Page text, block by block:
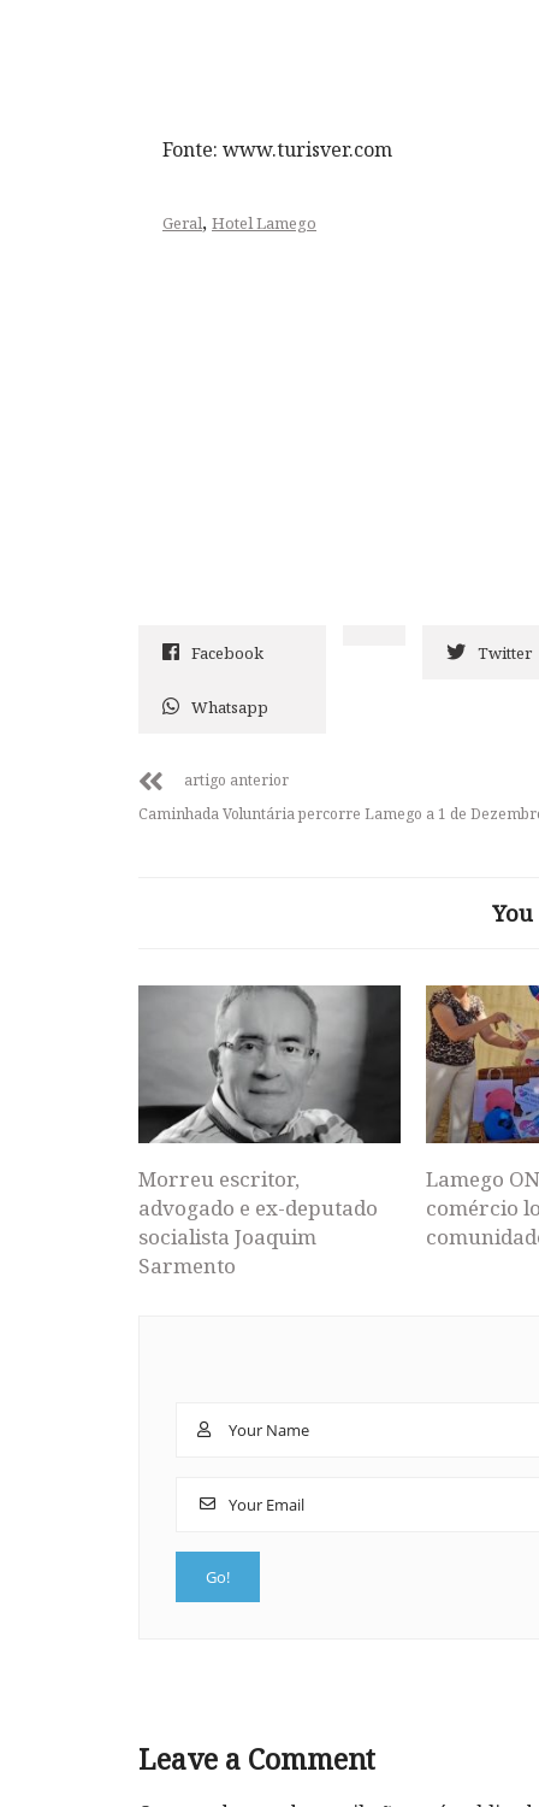
Fonte: www.turisver.com
Geral, Hotel Lamego
Facebook Twitter
Whatsapp
artigo anterior
Caminhada Voluntária percorre Lamego a 1 de
Morreu escritor,
advogado e ex-deputado
socialista Joaquim
Sarmento
Lamego
comércio
Leave a Comment